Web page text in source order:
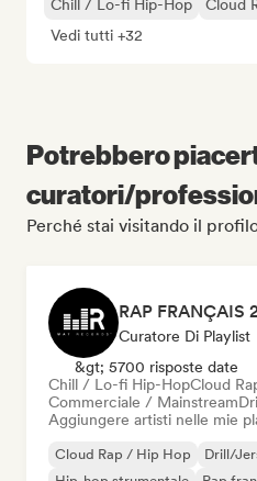
Chill / Lo-fi Hip-Hop
Cloud
Vedi tutti +32
Potrebbero
curatori/
Perché stai visitando il
Curatore Di Playlist
&gt; 5700 risposte date
Chill / Lo-fi Hip-HopCloud
Commerciale / Mainstream
Aggiungere artisti nelle mie
Cloud Rap / Hip Hop Drill/